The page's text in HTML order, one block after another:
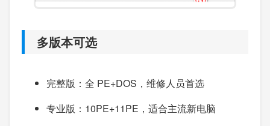
多版本可选
完整版：全 PE+DOS，维修人员首选
专业版：10PE+11PE，适合主流新电脑